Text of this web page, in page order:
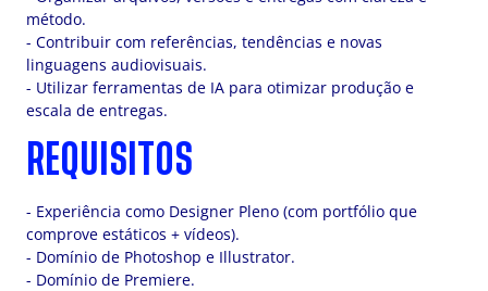
método.
- Contribuir com referências, tendências e novas
linguagens audiovisuais.
- Utilizar ferramentas de IA para otimizar produção e
escala de entregas.
REQUISITOS
- Experiência como Designer Pleno (com portfólio que
comprove estáticos + vídeos).
- Domínio de Photoshop e Illustrator.
- Domínio de Premiere.